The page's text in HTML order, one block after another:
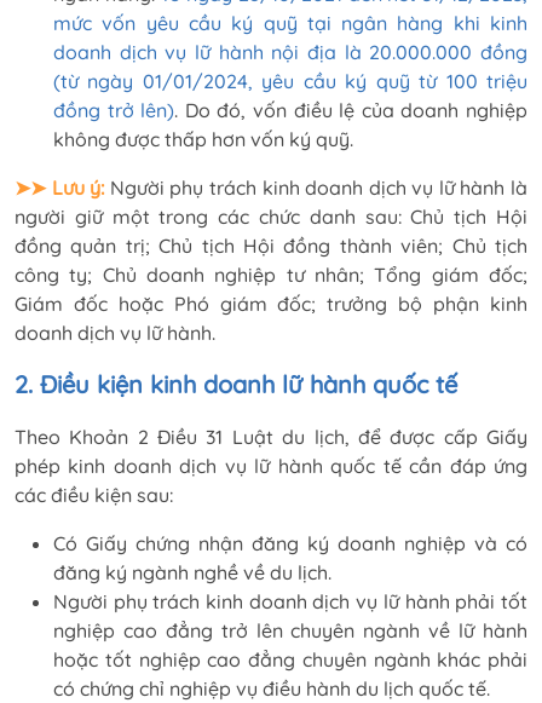
mức vốn yêu cầu ký quỹ tại ngân hàng khi kinh
doanh dịch vụ lữ hành nội địa là 20.000.000 đồng
(từ ngày 01/01/2024, yêu cầu ký quỹ từ 100 triệu
đồng trở lên). Do đó, vốn điều lệ của doanh nghiệp
không được thấp hơn vốn ký quỹ.
➤➤ Lưu ý:Người phụ trách kinh doanh dịch vụ lữ hành là
người giữ một trong các chức danh sau: Chủ tịch Hội
đồng quản trị; Chủ tịch Hội đồng thành viên; Chủ tịch
công ty; Chủ doanh nghiệp tư nhân; Tổng giám đốc;
Giám đốc hoặc Phó giám đốc; trưởng bộ phận kinh
doanh dịch vụ lữ hành.
2. Điều kiện kinh doanh lữ hành quốc tế
Theo Khoản 2 Điều 31 Luật du lịch, để được cấp Giấy
phép kinh doanh dịch vụ lữ hành quốc tế cần đáp ứng
các điều kiện sau:
Có Giấy chứng nhận đăng ký doanh nghiệp và có
đăng ký ngành nghề về du lịch.
Người phụ trách kinh doanh dịch vụ lữ hành phải tốt
nghiệp cao đẳng trở lên chuyên ngành về lữ hành
hoặc tốt nghiệp cao đẳng chuyên ngành khác phải
có chứng chỉ nghiệp vụ điều hành du lịch quốc tế.